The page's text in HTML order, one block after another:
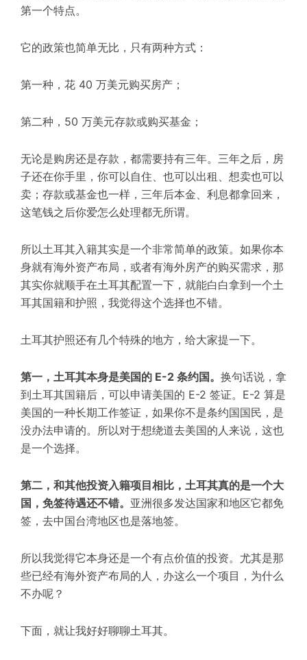
第一个特点。
它的政策也简单无比，只有两种方式：
第一种，花 40 万美元购买房产；
第二种，50 万美元存款或购买基金；
无论是购房还是存款，都需要持有三年。三年之后，房
子还在你手里，你可以自住、也可以出租、想卖也可以
卖；存款或基金也一样，三年后本金、利息都拿回来，
这笔钱之后你爱怎么处理都无所谓。
所以土耳其入籍其实是一个非常简单的政策。如果你本
身就有海外资产布局，或者有海外房产的购买需求，那
其实你就顺手在土耳其配置一下，就能白白拿到一个土
耳其国籍和护照，我觉得这个选择也不错。
土耳其护照还有几个特殊的地方，给大家提一下。
第一，土耳其本身是美国的 E-2 条约国。 换句话说，拿
到土耳其国籍后，可以申请美国的 E-2 签证。E-2 算是
美国的一种长期工作签证，如果你不是条约国国民，是
没办法申请的。所以对于想绕道去美国的人来说，这也
是一个选择。
第二，和其他投资入籍项目相比，土耳其真的是一个大
国，免签待遇还不错。 亚洲很多发达国家和地区它都免
签，去中国台湾地区也是落地签。
所以我觉得它本身还是一个有点价值的投资。尤其是那
些已经有海外资产布局的人，办这么一个项目，为什么
不办呢？
下面，就让我好好聊聊土耳其。